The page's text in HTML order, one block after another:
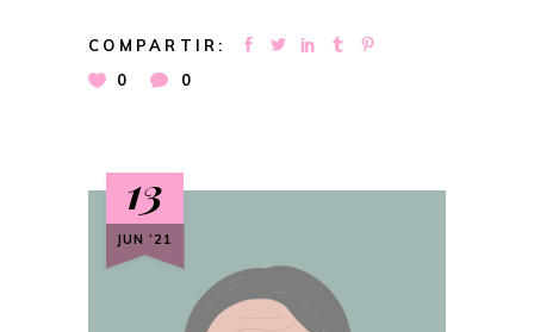
COMPARTIR:
0
0
13
JUN ‘21